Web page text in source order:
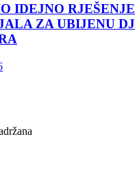
IDEJNO
ZA UBIJENU